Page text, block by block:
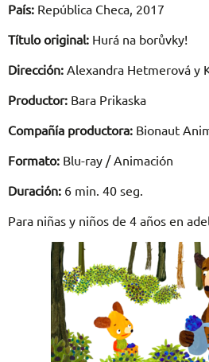
País: República Checa, 2017
Título original: Hurá na borůvky!
Dirección: Alexandra Hetmerová y
Productor: Bara Prikaska
Compañía productora: Bionaut
Formato: Blu-ray / Animación
Duración: 6 min. 40 seg.
Para niñas y niños de 4 años en